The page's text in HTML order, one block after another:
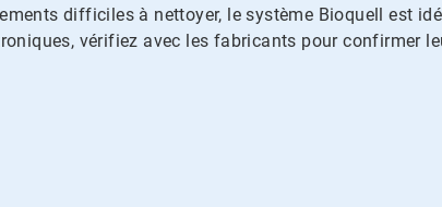
difficiles à nettoyer, le système Bioquell est
vérifiez avec les fabricants pour confirmer